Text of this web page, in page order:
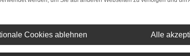
helfen können:
Cookies ablehnen Alle